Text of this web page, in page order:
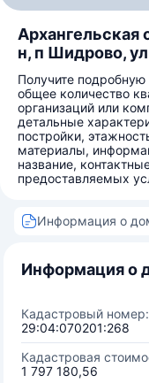
Архангельская
н, п Шидрово,
Получите
общее количество
организаций или
детальные
постройки,
материалы,
название,
предоставляемых
Информация о
Информация о
Кадастровый номер:
29:04:070201:268
Кадастровая
1 797 180,56